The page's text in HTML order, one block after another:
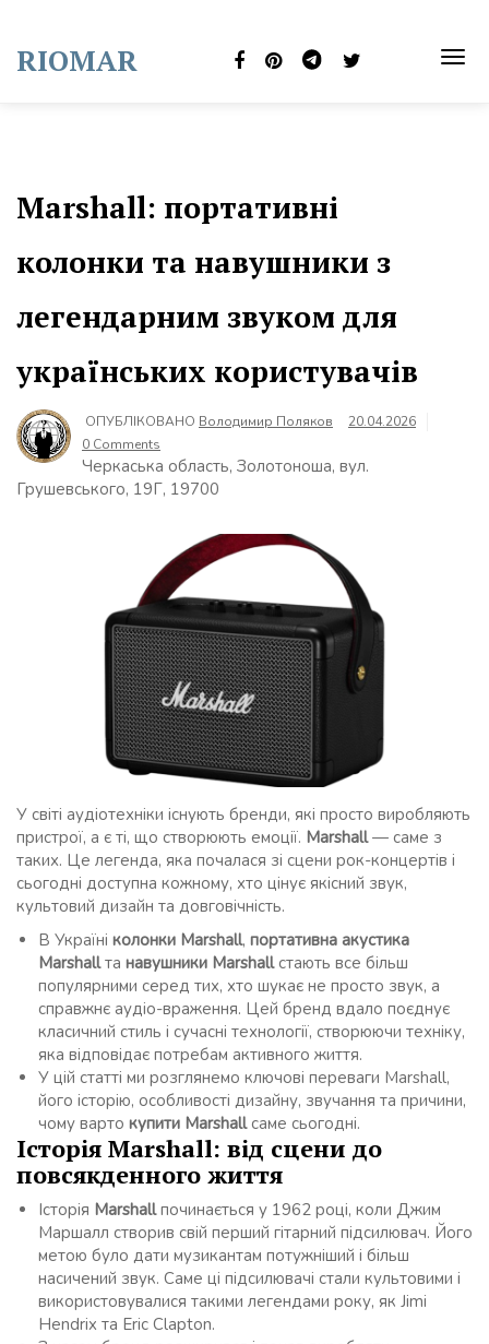
content
RIOMAR
Marshall: портативні
колонки та навушники з
легендарним звуком для
українських користувачів
ОПУБЛІКОВАНО Володимир Поляков
20.04.2026
0 Comments
Черкаська область, Золотоноша, вул.
Грушевського, 19Г, 19700
У світі аудіотехніки існують бренди, які просто виробляють
пристрої, а є ті, що створюють емоції. Marshall— саме з
таких. Це легенда, яка почалася зі сцени рок-концертів і
сьогодні доступна кожному, хто цінує якісний звук,
культовий дизайн та довговічність.
В Україні колонки Marshall, портативна акустика
Marshallта навушники Marshallстають все більш
популярними серед тих, хто шукає не просто звук, а
справжнє аудіо-враження. Цей бренд вдало поєднує
класичний стиль і сучасні технології, створюючи техніку,
яка відповідає потребам активного життя.
У цій статті ми розглянемо ключові переваги Marshall,
його історію, особливості дизайну, звучання та причини,
чому варто купити Marshallсаме сьогодні.
Історія Marshall: від сцени до
повсякденного життя
Історія Marshallпочинається у 1962 році, коли Джим
Маршалл створив свій перший гітарний підсилювач. Його
метою було дати музикантам потужніший і більш
насичений звук. Саме ці підсилювачі стали культовими і
використовувалися такими легендами року, як Jimi
Hendrix та Eric Clapton.